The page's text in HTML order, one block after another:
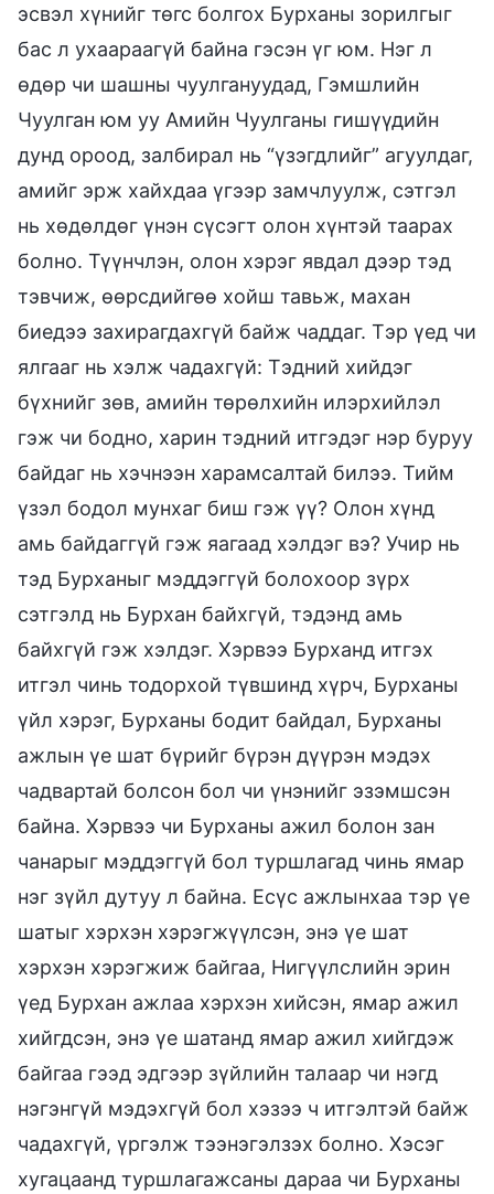
эсвэл хүнийг төгс болгох Бурханы зорилгыг
бас л ухаараагүй байна гэсэн үг юм. Нэг л
өдөр чи шашны чуулгануудад, Гэмшлийн
Чуулган юм уу Амийн Чуулганы гишүүдийн
дунд ороод, залбирал нь “үзэгдлийг” агуулдаг,
амийг эрж хайхдаа үгээр замчлуулж, сэтгэл
нь хөдөлдөг үнэн сүсэгт олон хүнтэй таарах
болно. Түүнчлэн, олон хэрэг явдал дээр тэд
тэвчиж, өөрсдийгөө хойш тавьж, махан
биедээ захирагдахгүй байж чаддаг. Тэр үед чи
ялгааг нь хэлж чадахгүй: Тэдний хийдэг
бүхнийг зөв, амийн төрөлхийн илэрхийлэл
гэж чи бодно, харин тэдний итгэдэг нэр буруу
байдаг нь хэчнээн харамсалтай билээ. Тийм
үзэл бодол мунхаг биш гэж үү? Олон хүнд
амь байдаггүй гэж яагаад хэлдэг вэ? Учир нь
тэд Бурханыг мэддэггүй болохоор зүрх
сэтгэлд нь Бурхан байхгүй, тэдэнд амь
байхгүй гэж хэлдэг. Хэрвээ Бурханд итгэх
итгэл чинь тодорхой түвшинд хүрч, Бурханы
үйл хэрэг, Бурханы бодит байдал, Бурханы
ажлын үе шат бүрийг бүрэн дүүрэн мэдэх
чадвартай болсон бол чи үнэнийг эзэмшсэн
байна. Хэрвээ чи Бурханы ажил болон зан
чанарыг мэддэггүй бол туршлагад чинь ямар
нэг зүйл дутуу л байна. Есүс ажлынхаа тэр үе
шатыг хэрхэн хэрэгжүүлсэн, энэ үе шат
хэрхэн хэрэгжиж байгаа, Нигүүлслийн эрин
үед Бурхан ажлаа хэрхэн хийсэн, ямар ажил
хийгдсэн, энэ үе шатанд ямар ажил хийгдэж
байгаа гээд эдгээр зүйлийн талаар чи нэгд
нэгэнгүй мэдэхгүй бол хэзээ ч итгэлтэй байж
чадахгүй, үргэлж тээнэгэлзэх болно. Хэсэг
хугацаанд туршлагажсаны дараа чи Бурханы